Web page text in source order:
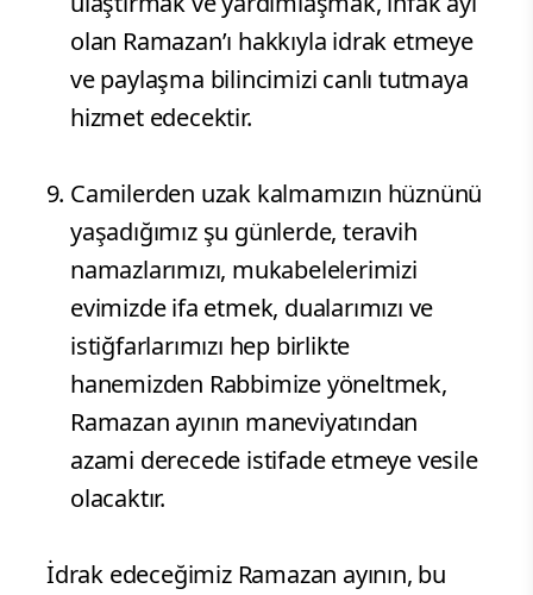
olan Ramazan’ı hakkıyla idrak etmeye
ve paylaşma bilincimizi canlı tutmaya
hizmet edecektir.
Camilerden uzak kalmamızın hüznünü
yaşadığımız şu günlerde, teravih
namazlarımızı, mukabelelerimizi
evimizde ifa etmek, dualarımızı ve
istiğfarlarımızı hep birlikte
hanemizden Rabbimize yöneltmek,
Ramazan ayının maneviyatından
azami derecede istifade etmeye vesile
olacaktır.
İdrak edeceğimiz Ramazan ayının, bu